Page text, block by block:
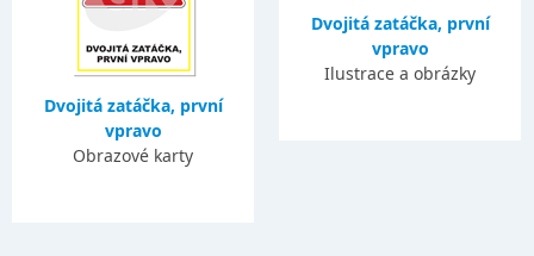
Dvojitá zatáčka, první
vpravo
Obrazové karty
Dvojitá zatáčka, první
vpravo
Ilustrace a obrázky